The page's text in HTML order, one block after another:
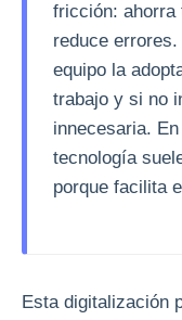
fricción: ahorra
reduce
equipo la
trabajo y si no
innecesaria.
tecnología
porque facilita
Esta digitalización